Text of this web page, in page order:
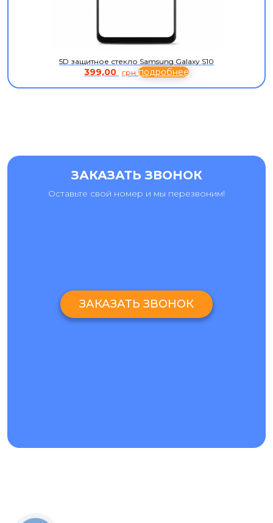
5D защитное стекло Samsung Galaxy S10
399,00 грн подробнее
ЗАКАЗАТЬ ЗВОНОК
Оставьте свой номер и мы перезвоним!
ЗАКАЗАТЬ ЗВОНОК